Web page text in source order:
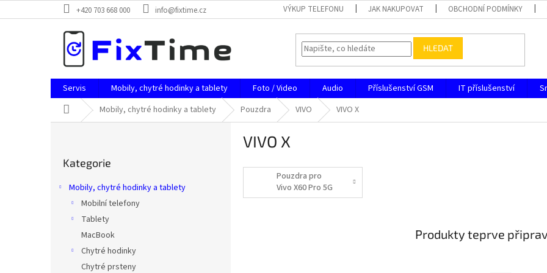
na
+420 703 668 000 info@fixtime.cz VÝKUP TELEFONU JAK NAKUPOVAT OBCHODNÍ PODMÍNKY
HLEDAT
Servis Mobily, chytré hodinky a tablety Foto / Video Audio Příslušenství GSM IT příslušenství
Domů Mobily, chytré hodinky a tablety Pouzdra VIVO VIVO X
kategorie
Kategorie
Mobily, chytré hodinky a tablety
Mobilní telefony
Tablety
MacBook
Chytré hodinky
Chytré prsteny
VIVO X
Pouzdra pro
Vivo X60 Pro 5G
Produkty teprve